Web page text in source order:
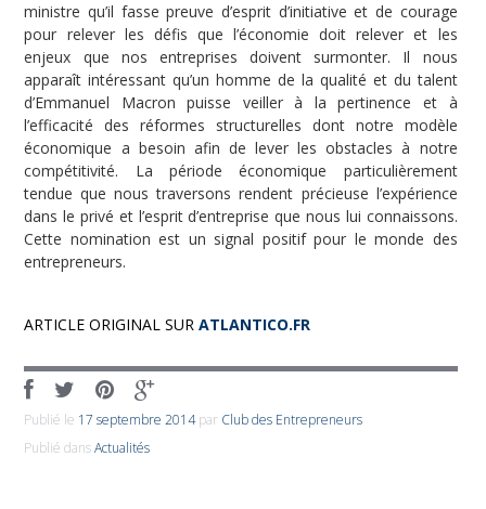
ministre qu’il fasse preuve d’esprit d’initiative et de courage
pour relever les défis que l’économie doit relever et les
enjeux que nos entreprises doivent surmonter. Il nous
apparaît intéressant qu’un homme de la qualité et du talent
d’Emmanuel Macron puisse veiller à la pertinence et à
l’efficacité des réformes structurelles dont notre modèle
économique a besoin afin de lever les obstacles à notre
compétitivité. La période économique particulièrement
tendue que nous traversons rendent précieuse l’expérience
dans le privé et l’esprit d’entreprise que nous lui connaissons.
Cette nomination est un signal positif pour le monde des
entrepreneurs.
ARTICLE ORIGINAL SURATLANTICO.FR
Publié le 17 septembre 2014par Club des Entrepreneurs
Publié dansActualités